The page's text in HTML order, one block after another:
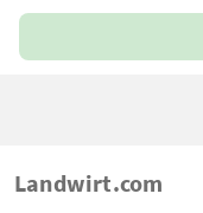
Landwirt.com